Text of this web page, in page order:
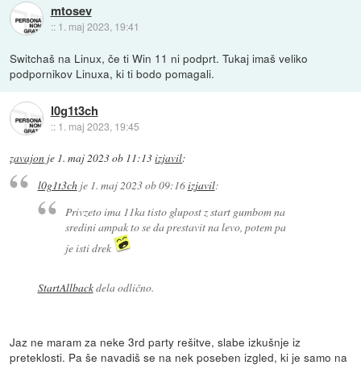
mtosev
:: 1. maj 2023, 19:41
Switchaš na Linux, če ti Win 11 ni podprt. Tukaj imaš veliko
podpornikov Linuxa, ki ti bodo pomagali.
l0g1t3ch
:: 1. maj 2023, 19:45
zavajon je 1. maj 2023 ob 11:13izjavil:
l0g1t3chje 1. maj 2023 ob 09:16izjavil:
Privzeto ima 11ka tisto glupost z start gumbom na
sredini ampak to se da prestavit na levo, potem pa
je isti drek
StartAllbackdela odlično.
Jaz ne maram za neke 3rd party rešitve, slabe izkušnje iz
preteklosti. Pa še navadiš se na nek poseben izgled, ki je samo na